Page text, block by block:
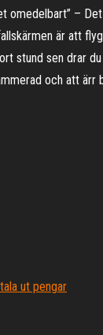
omedelbart” –
är att
stund sen drar
och att
ut pengar